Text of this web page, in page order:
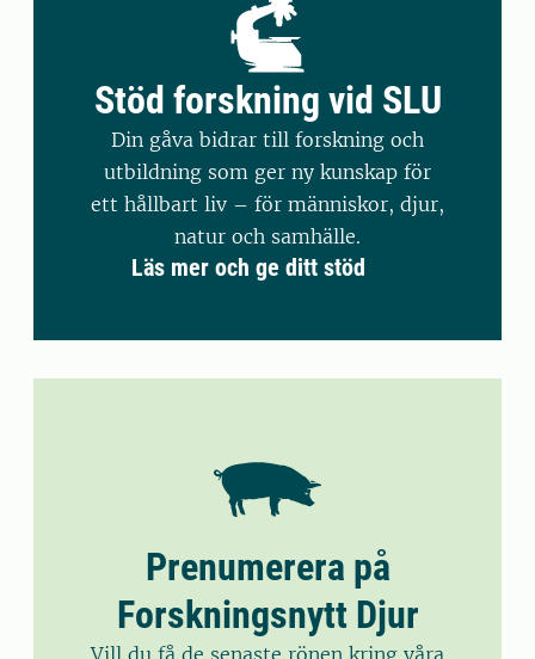
Stöd forskning vid SLU
Din gåva bidrar till forskning och
utbildning som ger ny kunskap för
ett hållbart liv – för människor, djur,
natur och samhälle.
Läs mer och ge ditt stöd
Prenumerera på
Forskningsnytt Djur